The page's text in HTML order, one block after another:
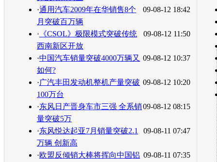
09-08-12 18:42
·通用汽车2009年在华销售8个
月突破百万辆
09-08-12 11:50
· 《CSOL》极限模式突破传统
西南新区开放
09-08-12 10:37
·中国汽车销量突破4000万辆又
如何?
09-08-12 10:20
·广汽丰田发动机整机产量突破
100万台
09-08-12 08:15
·东风日产晋身车市三强 全系销
量突破5万
09-08-11 07:47
·东风悦达起亚7月销量突破2.1
万辆 创新高
09-08-11 07:35
·欧盟反倾销大棒将挥向中国铝